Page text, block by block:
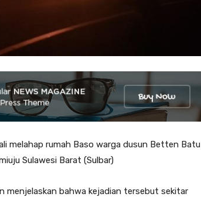
melahap rumah Baso warga dusun Betten Batu
Sulawesi Barat (Sulbar)
menjelaskan bahwa kejadian tersebut sekitar